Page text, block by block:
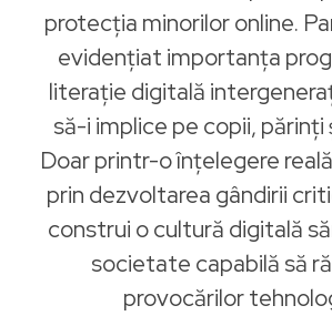
protecția minorilor online.
evidențiat importanța
literație digitală
să-i implice pe copii, părinți
Doar printr-o înțelegere
prin dezvoltarea gândirii
construi o cultură digitală
societate capabilă să
provocărilor